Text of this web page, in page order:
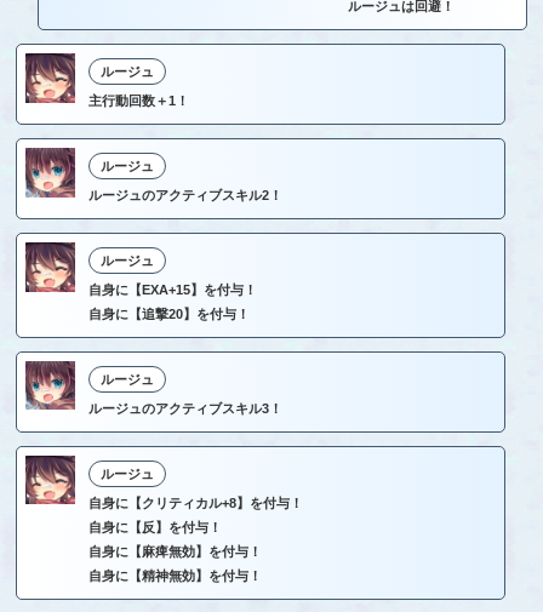
ルージュは回避！
ルージュ
主行動回数＋1！
ルージュ
ルージュのアクティブスキル2！
ルージュ
自身に【EXA+15】を付与！
自身に【追撃20】を付与！
ルージュ
ルージュのアクティブスキル3！
ルージュ
自身に【クリティカル+8】を付与！
自身に【反】を付与！
自身に【麻痺無効】を付与！
自身に【精神無効】を付与！